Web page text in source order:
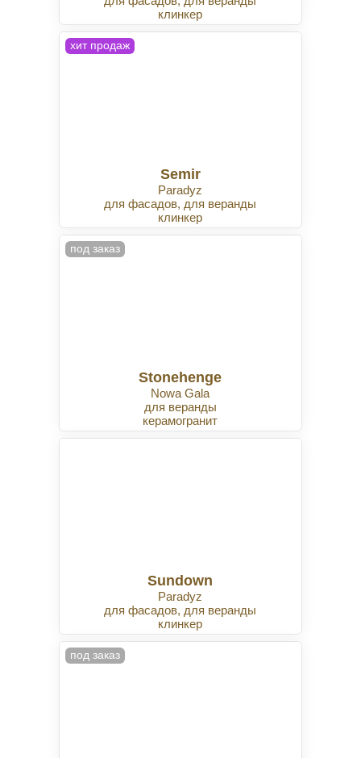
клинкер
хит продаж
Semir
Paradyz
для фасадов, для веранды
клинкер
под заказ
Stonehenge
Nowa Gala
для веранды
керамогранит
Sundown
Paradyz
для фасадов, для веранды
клинкер
под заказ